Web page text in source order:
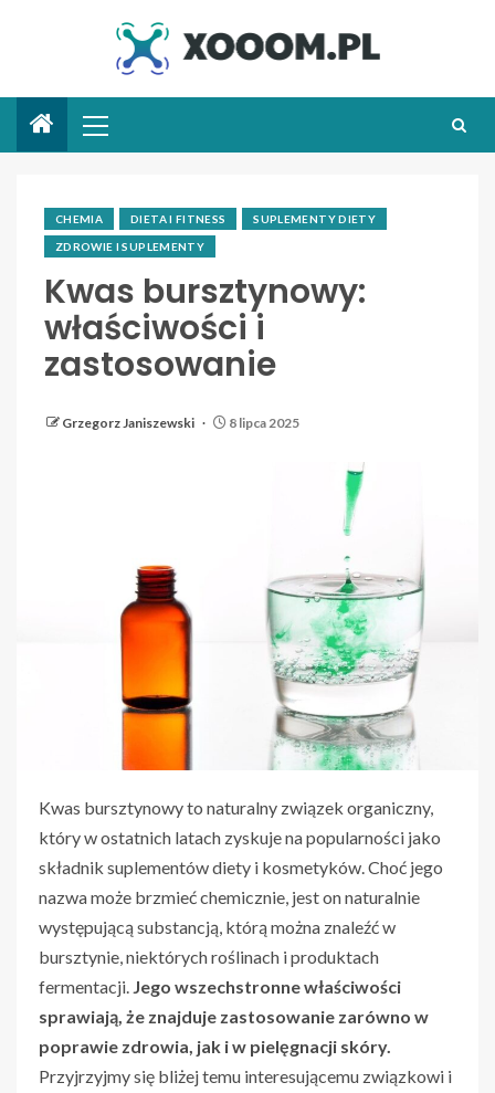
CHEMIA DIETA I FITNESS SUPLEMENTY DIETY
ZDROWIE I SUPLEMENTY
Kwas bursztynowy:
właściwości i
zastosowanie
Grzegorz Janiszewski 8 lipca 2025
Kwas bursztynowy to naturalny związek organiczny,
który w ostatnich latach zyskuje na popularności jako
składnik suplementów diety i kosmetyków. Choć jego
nazwa może brzmieć chemicznie, jest on naturalnie
występującą substancją, którą można znaleźć w
bursztynie, niektórych roślinach i produktach
fermentacji. Jego wszechstronne właściwości
sprawiają, że znajduje zastosowanie zarówno w
poprawie zdrowia, jak i w pielęgnacji skóry.
Przyjrzyjmy się bliżej temu interesującemu związkowi i